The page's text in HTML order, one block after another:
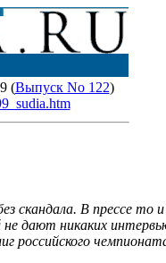
(Выпуск No 122)
В прессе то
не дают никаких
российского